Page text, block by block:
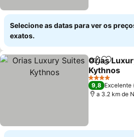
Selecione as datas para ver os
exatos.
Partilhar
Orias
Kythnos
Ver preços
4 Estrelas
9,8 Excelente
a 3.2 km de